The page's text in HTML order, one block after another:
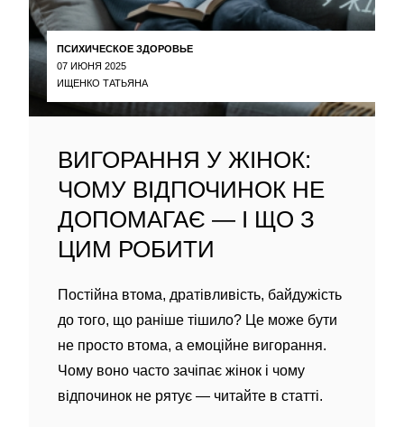
ПСИХИЧЕСКОЕ ЗДОРОВЬЕ
07 ИЮНЯ 2025
ИЩЕНКО ТАТЬЯНА
ВИГОРАННЯ У ЖІНОК:
ЧОМУ ВІДПОЧИНОК НЕ
ДОПОМАГАЄ — І ЩО З
ЦИМ РОБИТИ
Постійна втома, дратівливість, байдужість
до того, що раніше тішило? Це може бути
не просто втома, а емоційне вигорання.
Чому воно часто зачіпає жінок і чому
відпочинок не рятує — читайте в статті.